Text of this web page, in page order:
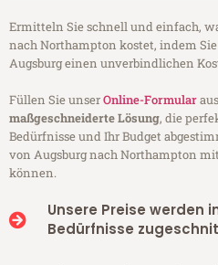
Ermitteln Sie schnell und einfach,
nach Northampton kostet, indem
Augsburg einen unverbindlichen
Füllen Sie unserOnline-Formular
maßgeschneiderte Lösung, die
Bedürfnisse und Ihr Budget
von Augsburg nach Northampton
können.
Unsere Preise werden
Bedürfnisse